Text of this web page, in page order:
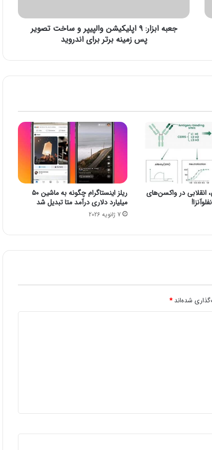
ر
پ
ش
ن
و
ا
پ
ی
پ
ر
خ
ر
پ
ر
ر
جعبه ابزار: ۹ اپلیکیشن والپیپر و ساخت تصویر
پس زمینه برتر برای اندروید
در واکسن‌های
ریلز اینستاگرام چگونه به ماشین ۵۰
میلیارد دلاری درآمد متا تبدیل شد
7 ژانویه 2026
شده‌اند*